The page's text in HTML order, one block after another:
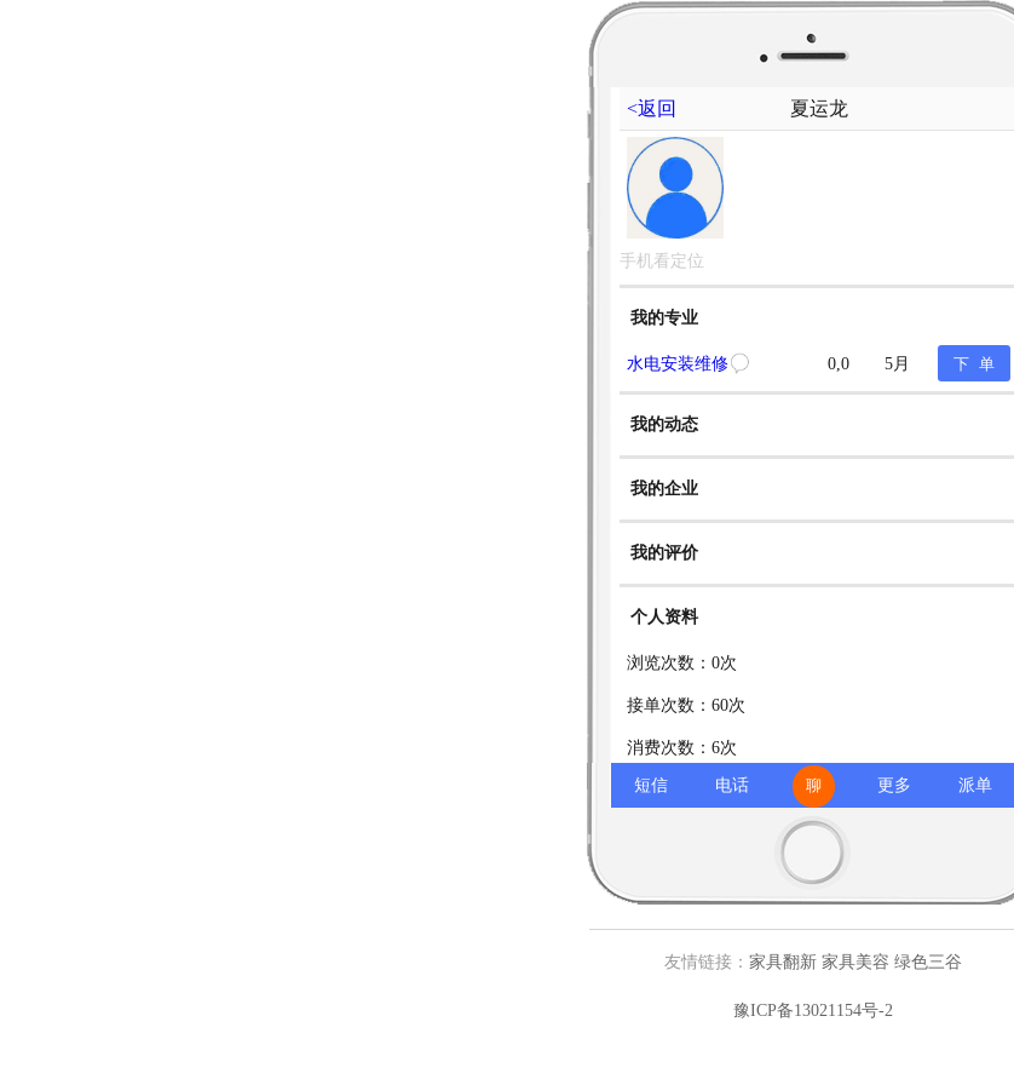
<返回 夏运龙
手机看定位
我的专业
水电安装维修 0,0 5月
我的动态
我的企业
我的评价
个人资料
浏览次数：0次
接单次数：60次
消费次数：6次
账户级别：3级
相关用户: 李繁
短信 电话 更多 派单
友情链接： 家具翻新 家具美容 绿色三谷
豫ICP备13021154号-2